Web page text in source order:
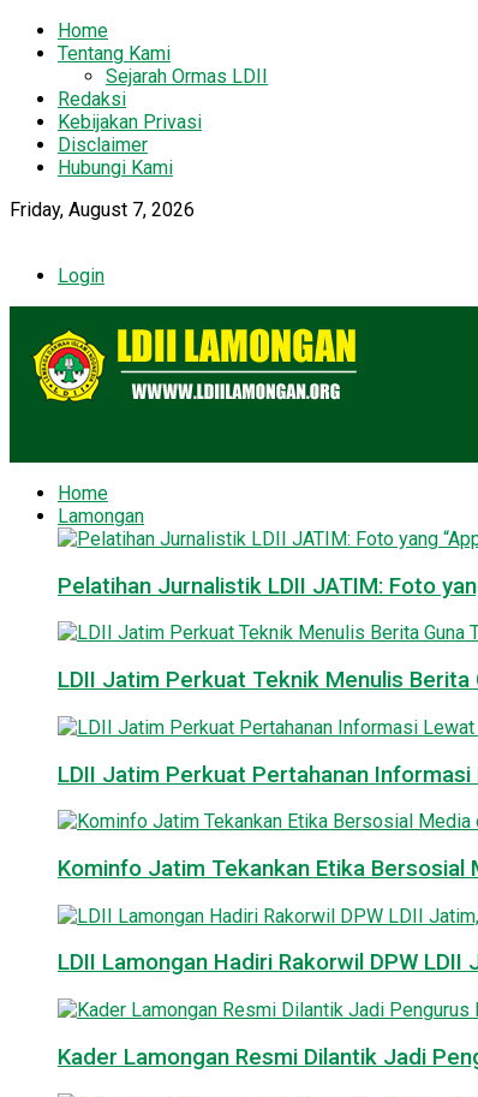
Home
Tentang Kami
Sejarah Ormas LDII
Redaksi
Kebijakan Privasi
Disclaimer
Hubungi Kami
Friday, August 7, 2026
Login
Home
Lamongan
Pelatihan Jurnalistik LDII JATIM: Foto
LDII Jatim Perkuat Teknik Menulis Berita
LDII Jatim Perkuat Pertahanan
Kominfo Jatim Tekankan Etika
LDII Lamongan Hadiri Rakorwil DPW
Kader Lamongan Resmi Dilantik Jadi